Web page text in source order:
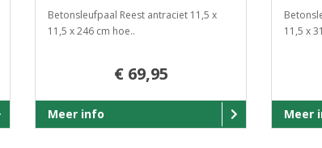
Betonsleufpaal Reest antraciet 11,5 x
11,5 x 246 cm hoe..
€ 69,95
Meer info
11,5 x
Meer